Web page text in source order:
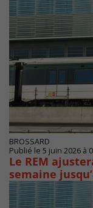
BROSSARD
Publié le 5 juin 2026 à
Le REM
semaine